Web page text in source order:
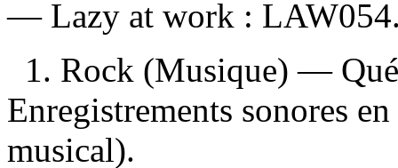
— Lazy at work :
1. Rock (Musique) —
Enregistrements sonores
musical).